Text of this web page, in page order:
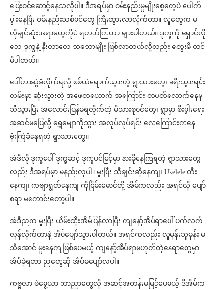
ပြေးဝင်ဆောင့်နေသလိုပါ။ ဒီအရပ်မှာ ဝမ်းနည်းမှုမျိုးစေ့တွေပဲ ပေါက်
ပွါးနေပြီး ဝမ်းနည်းသစ်ပင်တွေ ကြီးထွားလာလိုက်တာ။ လူတွေက မ
လိုချင်ဆုံးအရာတွေကိုပဲ ရတတ်ကြတာ များပါတယ်။ ဒုက္ခကို ရှောင်လို
လေ ဒုက္ခနဲ့ နီးလာလေ သဘောမျိုး ဖြစ်လာတယ်လို့လည်း တွေးမိ ထင်
မိပါတယ်။
ပေါ်တာဆွဲခံလိုက်ရလို့ စစ်ထဲရောက်သွားတဲ့ ရွာသားတွေ၊ ခရီးသွားရင်း
လမ်းမှာ ဆုံးသွားတဲ့ အဖေတယောက် အကြောင်း တပတ်လောက်နေမှ
သိသွားပြီး အလောင်းပြန်မရလိုက်တဲ့ မိသားစုဝင်တွေ၊ ရွာမှာ စီးပွါးရေး
အဆင်မပြေလို့ ရွှေမျောကိုသွား အလုပ်လုပ်ရင်း လေကြောင်းကနေ
ဗုံးကြဲခံနေရတဲ့ ရွာသားတွေ။
အဲဒီလို ဒုက္ခပေါ် ဒုက္ခဆင့် ဒုက္ခပင်မြင့်မှာ နားခိုနေကြရတဲ့ ရွာသားတွေ
လည်း ဒီအရပ်မှာ မနည်းလှပါ။ မူးပြီး သီချင်းဆိုနေကျ၊ Ukelele တီး
နေကျ၊ ကဗျာရွတ်နေကျ ကိုငြိမ်းမောင်တို့ အိမ်ကလည်း အရင်လို ပျော်
စရာ မကောင်းတော့ပါ။
အဲဒီညက မူးပြီး ယိမ်းထိုးအိမ်ပြန်လာပြီး ကျနော့်အိပ်ရာပေါ် ပက်လက်
လှန်လိုက်တာနဲ့ အိပ်ပျော်သွားပါတယ်။ အရင်ကလည်း လူမှန်းသူမှန်း မ
သိအောင် မူးနေကျဖြစ်ပေမယ့် ကျနော့်အိပ်ရာမဟုတ်တဲ့နေရာတွေမှာ
အိပ်ခဲ့ရတာ ညတွေဆို အိပ်မပျော်လှပါ။
ကဗ္ဗလာ ဖဲမွေ့ယာ ဘာညာတွေလို အဆင့်အတန်းမမြင့်ပေမယ့် ဒီအိမ်က